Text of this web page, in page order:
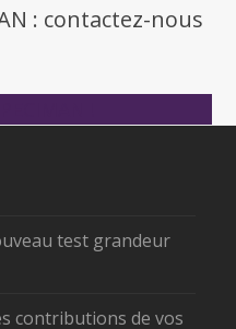
: contactez-nous
test grandeur
contributions de vos